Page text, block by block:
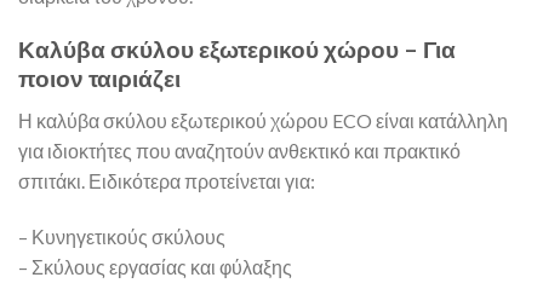
Καλύβα σκύλου εξωτερικού χώρου – Για
ποιον ταιριάζει
Η καλύβα σκύλου εξωτερικού χώρου ECO είναι κατάλληλη
για ιδιοκτήτες που αναζητούν ανθεκτικό και πρακτικό
σπιτάκι. Ειδικότερα προτείνεται για:
– Κυνηγετικούς σκύλους
– Σκύλους εργασίας και φύλαξης